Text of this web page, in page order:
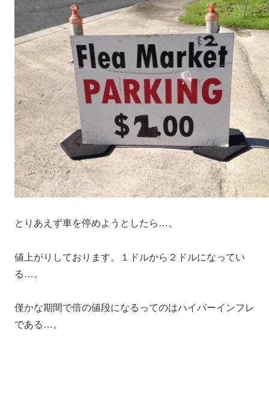
とりあえず車を停めようとしたら…。
値上がりしております。１ドルから２ドルになってい
る…。
僅かな期間で倍の値段になるってのはハイパーインフレ
である…。